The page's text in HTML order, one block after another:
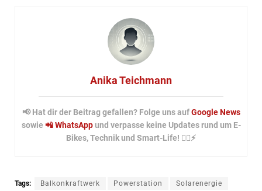
Anika Teichmann
📢 Hat dir der Beitrag gefallen? Folge uns aufGoogle News
sowie 📲 WhatsAppund verpasse keine Updates rund um E-
Bikes, Technik und Smart-Life! 🚴‍♂️⚡
Tags: Balkonkraftwerk Powerstation
Solarenergie